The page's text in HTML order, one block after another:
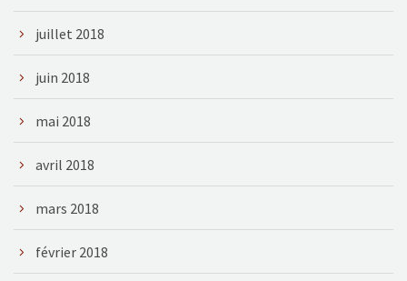
juillet 2018
juin 2018
mai 2018
avril 2018
mars 2018
février 2018